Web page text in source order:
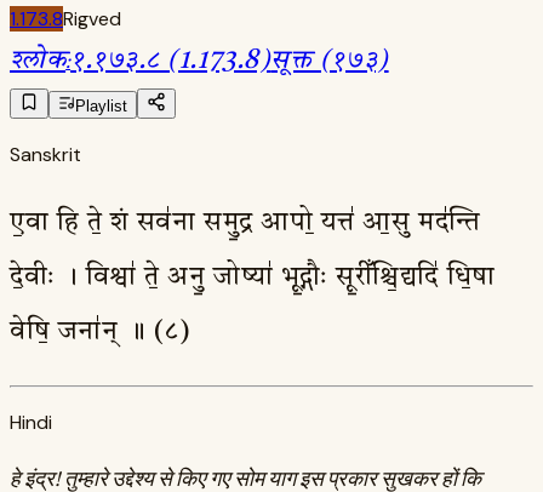
1.173.8Rigved
श्लोक:१.१७३.८ (1.173.8)सूक्त (१७३)
Playlist
Sanskrit
ए॒वा हि ते॒ शं सव॑ना समु॒द्र आपो॒ यत्त॑ आ॒सु मद॑न्ति
दे॒वीः । विश्वा॑ ते॒ अनु॒ जोष्या॑ भू॒द्गौः सू॒रीँश्चि॒द्यदि॑ धि॒षा
वेषि॒ जना॑न् ॥ (८)
Hindi
हे इंद्र! तुम्हारे उद्देश्य से किए गए सोम याग इस प्रकार सुखकर हों कि